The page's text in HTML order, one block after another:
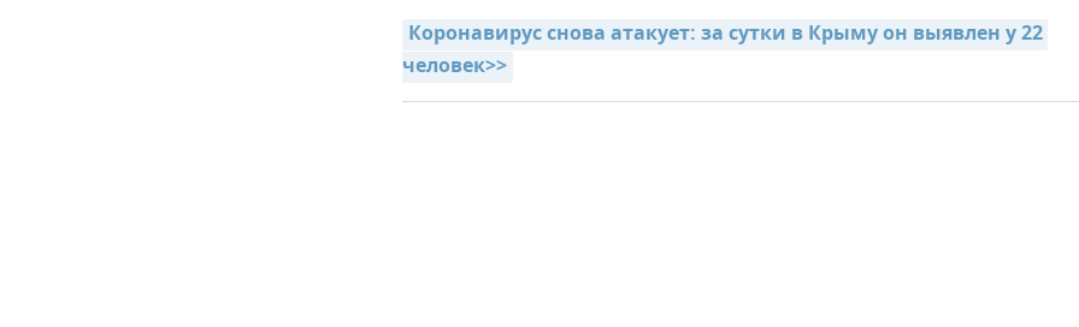
Коронавирус снова атакует: за сутки в Крыму он выявлен у 22
человек>>